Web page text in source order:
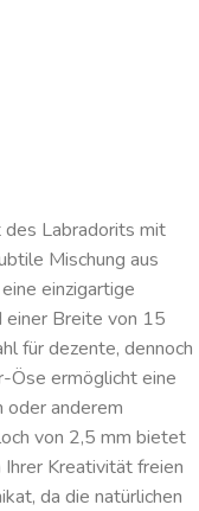
des Labradorits mit
Mischung aus
einzigartige
einer Breite von 15
für dezente, dennoch
Öse ermöglicht eine
oder anderem
von 2,5 mm bietet
Kreativität freien
da die natürlichen